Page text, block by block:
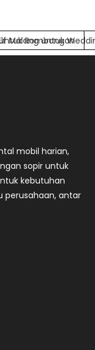
Rombongan
Malang untuk
mobil harian,
sopir untuk
kebutuhan
perusahaan, antar